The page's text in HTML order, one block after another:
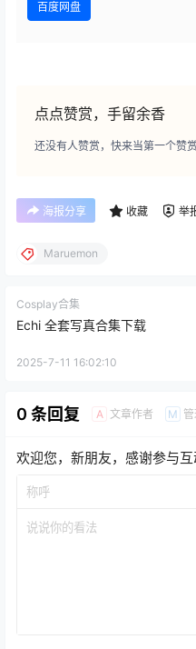
百度网盘
点点赞赏，手留余香
还没有人赞赏，快来当第一个赞赏
海报分享 收藏 举
Maruemon
Cosplay合集
Echi 全套写真合集下载
2025-7-11 16:02:10
0 条回复 A 文章作者 M
欢迎您，新朋友，感谢参与互